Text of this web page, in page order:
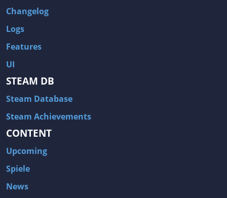
Changelog
Logs
Features
UI
STEAM DB
Steam Database
Steam Achievements
CONTENT
Upcoming
Spiele
News